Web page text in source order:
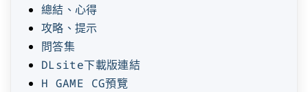
總結、心得
攻略、提示
問答集
DLsite下載版連結
H GAME CG預覽